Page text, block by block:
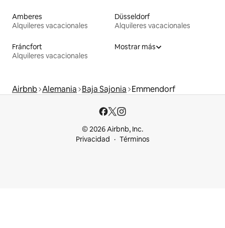
Amberes
Alquileres vacacionales
Düsseldorf
Alquileres vacacionales
Fráncfort
Alquileres vacacionales
Mostrar más
Airbnb Alemania Baja Sajonia Emmendorf
© 2026 Airbnb, Inc.
Privacidad
Términos